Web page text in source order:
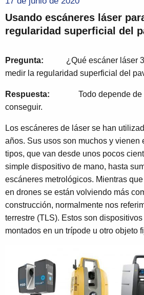
Usando escáneres láser
regularidad superficial del
Pregunta: ¿Qué escáner láser
medir la regularidad superficial del
Respuesta: Todo depende
conseguir.
Los escáneres de láser se han
años. Sus usos son muchos y vienen
tipos, que van desde unos pocos
simple dispositivo de mano, hasta
escáneres metrológicos. Mientras
en drones se están volviendo más
construcción, normalmente nos
terrestre (TLS). Estos son
montados en un trípode u otro objeto